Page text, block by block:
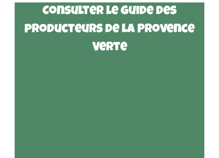
Consulter le guide des
producteurs de la Provence
Verte